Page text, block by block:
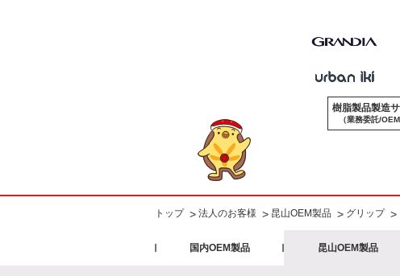
樹脂製品製造
（業務委託/
トップ > 法人のお客様 > 昆山OEM製品 > グリップ >
国内OEM製品 昆山OEM製品